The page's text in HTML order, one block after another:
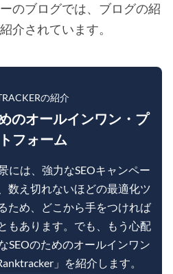
のブログでは、ブログの紹
介されています。
の紹介
のオールインワン・プ
フォーム
には、強力なSEOキャンペー
数え切れないほどの最適化ツ
ため、どこから手をつければ
もあります。でも、もう心配
SEOのためのオールインワン
」を紹介します。